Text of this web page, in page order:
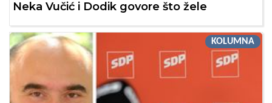
Neka Vučić i Dodik govore što žele
KOLUMNA